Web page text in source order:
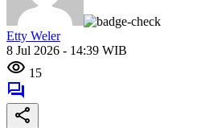
Etty Weler
8 Jul 2026 - 14:39 WIB
15